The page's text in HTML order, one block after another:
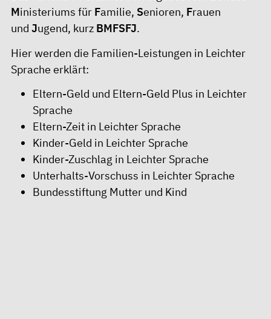
Ministeriums für Familie, Senioren, Frauen
und Jugend, kurz BMFSFJ.
Hier werden die Familien-Leistungen in Leichter
Sprache erklärt:
Eltern-Geld und Eltern-Geld Plus in Leichter
Sprache
Eltern-Zeit in Leichter Sprache
Kinder-Geld in Leichter Sprache
Kinder-Zuschlag in Leichter Sprache
Unterhalts-Vorschuss in Leichter Sprache
Bundesstiftung Mutter und Kind